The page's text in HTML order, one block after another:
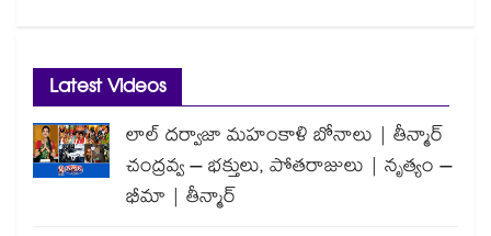
Latest Videos
లాల్ దర్వాజా మహంకాళి బోనాలు | తీన్మార్
చంద్రవ్వ – భక్తులు, పోతరాజులు | నృత్యం –
భీమా | తీన్మార్